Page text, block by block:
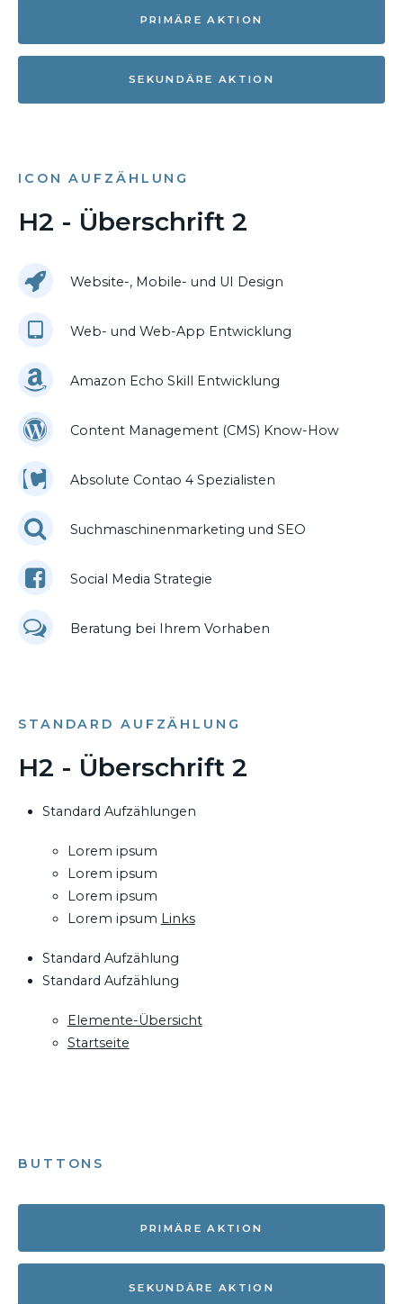
PRIMÄRE AKTION
SEKUNDÄRE AKTION
ICON AUFZÄHLUNG
H2 - Überschrift 2
Website-, Mobile- und UI Design
Web- und Web-App Entwicklung
Amazon Echo Skill Entwicklung
Content Management (CMS) Know-How
Absolute Contao 4 Spezialisten
Suchmaschinenmarketing und SEO
Social Media Strategie
Beratung bei Ihrem Vorhaben
STANDARD AUFZÄHLUNG
H2 - Überschrift 2
Standard Aufzählungen
Lorem ipsum
Lorem ipsum
Lorem ipsum
Lorem ipsum Links
Standard Aufzählung
Standard Aufzählung
Elemente-Übersicht
Startseite
BUTTONS
PRIMÄRE AKTION
SEKUNDÄRE AKTION